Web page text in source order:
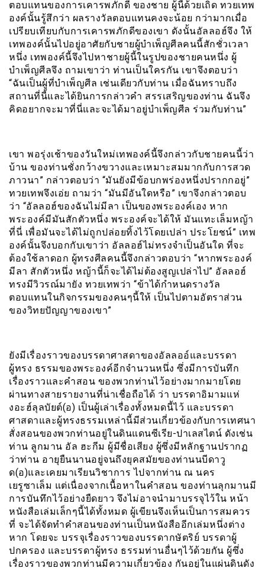
ตอบแทนของการเคารพภักดี ของชาย ผู้นี้ด้วยเถิด ทวยเทพ
องค์นั้นรู้สึกว่า ผลรางวัลตอบแทนคงจะน้อย กว่ามากเมื่อ
เปรียบเทียบกับการเคารพภักดีของเขา ดังนั้นอัลลอฮ์จึง ให้
เทพองค์นั้นไปอยู่อาศัยกับชายผู้บำเพ็ญศีลคนนี้สักชั่วเวลา
หนึ่ง เทพองค์นี้จึงไปหาชายผู้นี้ในรูปของชายคนหนึ่ง ผู้
บำเพ็ญศีลจึง ถามเขาว่า ท่านเป็นใครกัน เขาจึงตอบว่า
“ฉันเป็นผู้ที่บำเพ็ญศีล เช่นเดียวกับท่าน เมื่อฉันทราบถึง
สถานที่นี้และได้ยินการกล่าวคำ สรรเสริญของท่าน ฉันจึง
คิดอยากจะมาที่นี่และจะได้มาอยู่บำเพ็ญศีล ร่วมกับท่าน”
เขา พอรุ่งเช้าของวันใหม่เทพองค์นี้จึงกล่าวกับชายคนนี้ว่า
บ้าน ของท่านชั่งกว้างขวางและเหมาะสมมากกับการสวด
ภาวนา” กล่าวตอบว่า “มันยังมีข้อบกพร่องหนึ่งปรากกอยู่”
ทวยเทพจึงเอ่ย ถามว่า “มันมีอันใดหรือ” เขาจึงกล่าวตอบ
ว่า “อัลลอฮ์ของฉันไม่มีลา เป็นของพระองค์เอง หาก
พระองค์มีมันสักตัวหนึ่ง พระองค์จะได้ให้ มันแทะเล็มหญ้า
ที่นี่ เพื่อมันจะได้ไม่ถูกปล่อยทิ้งไว้โดยเปล่า ประโยชน์” เทพ
องค์นั้นจึงบอกกับเขาว่า อัลลอฮ์ไม่ทรงจำเป็นอันใด ที่จะ
ต้องใช้ลาดอก ผู้ทรงศีลคนนี้จึงกล่าวตอบว่า “หากพระองค์
มีลา สักตัวหนึ่ง หญ้านี้ก็จะได้ไม่ต้องสูญเปล่าไป” อัลลอฮ์
ทรงมีวิวรณ์มายัง ทวยเทพว่า “ข้าได้กำหนดรางวัล
ตอบแทนในกิจกรรมของคนๆนี้ให้ เป็นไปตามอัตราส่วน
ของวิทยปัญญาของเขา”
ยังมีเรื่องราวของบรรดาศาสดาของอัลลออ์และบรรดา
ผู้ทรง ธรรมของพระองค์อีกจำนวนหนึ่ง ซึ่งมีการบันทึก
เรื่องราวและคำสอน ของพวกท่านไว้อย่างมากมายโดย
ผ่านทางสายรายงานที่น่าเชื่อถือได้ ว่า บรรดาอิมามแห่
งอะฮ์ลุลบัยต์(อ) เป็นผู้เล่าเรื่องทั้งหมดนี้ไว้ และบรรดา
ศาสดาและผู้ทรงธรรมเหล่านี้มีส่วนเกี่ยวข้องกับการเทศนา
สั่งสอนของพวกท่านอยู่ในดินแดนซีเรีย-ปาเลสไตน์ ดังเช่น
ท่าน ลูกมาน อัล ฮะกีม ผู้มีชื่อเสียง ผู้ซึ่งมีหลักฐานปรากฏ
ว่าท่าน อายุยืนนานอยู่จนถึงยุคสมัยของท่านนบีดาวู
ด(อ)และเคยมาเรียนวิชาการ ไปจากท่าน ณ นคร
เยรูซาเล็ม แต่เนื่องจากเนื้อหาในคำสอน ของท่านลุกมานมี
การบันทึกไว้อย่างยืดยาว จึงไม่อาจนำมาบรรจุไว้ใน หน้า
หนังสือเล่มเล็กๆนี้ได้ทั้งหมด ผู้เขียนจึงเห็นเป็นการสมควร
ที่ จะได้จัดทำคำสอนของท่านเป็นหนังสืออีกเล่มหนึ่งต่าง
หาก โดยจะ บรรจุเรื่องราวของบรรดากษัตริย์ บรรดาผู้
ปกครอง และบรรดาผู้ทรง ธรรมท่านอื่นๆไว้ด้วยกัน ผู้ซึ่ง
เรื่องราวของพวกท่านมีความเกี่ยวข้อง กันอยู่ในแผ่นดินดัง